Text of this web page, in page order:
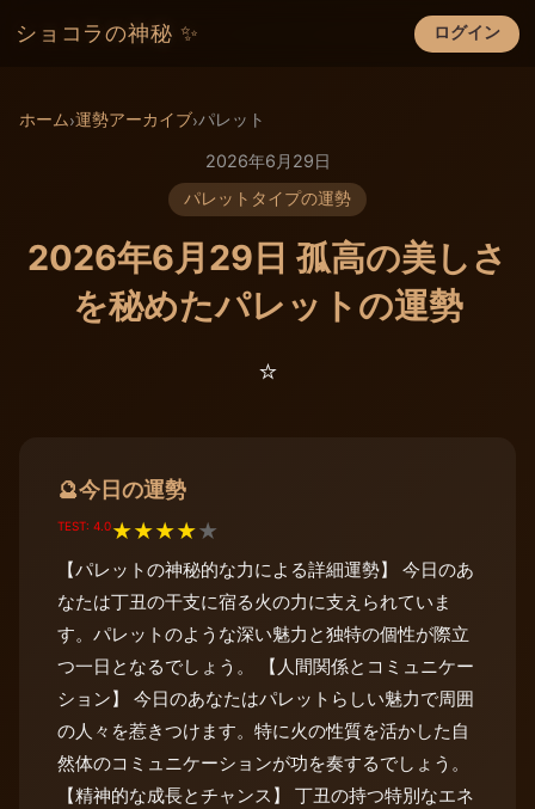
ショコラの神秘 ✨ ログイン
×
ホーム›運勢アーカイブ›パレット
2026年6月29日
パレットタイプの運勢
2026年6月29日 孤高の美しさ
を秘めたパレットの運勢
⭐️
🔮今日の運勢
TEST: 4.0★★★★★
【パレットの神秘的な力による詳細運勢】 今日のあ
なたは丁丑の干支に宿る火の力に支えられていま
す。パレットのような深い魅力と独特の個性が際立
つ一日となるでしょう。 【人間関係とコミュニケー
ション】 今日のあなたはパレットらしい魅力で周囲
の人々を惹きつけます。特に火の性質を活かした自
然体のコミュニケーションが功を奏するでしょう。
【精神的な成長とチャンス】 丁丑の持つ特別なエネ